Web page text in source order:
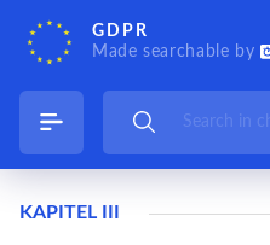
GDPR
Made searchable by
KAPITEL III